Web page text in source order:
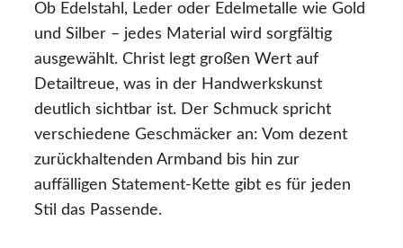
Ob Edelstahl, Leder oder Edelmetalle wie Gold
und Silber – jedes Material wird sorgfältig
ausgewählt. Christ legt großen Wert auf
Detailtreue, was in der Handwerkskunst
deutlich sichtbar ist. Der Schmuck spricht
verschiedene Geschmäcker an: Vom dezent
zurückhaltenden Armband bis hin zur
auffälligen Statement-Kette gibt es für jeden
Stil das Passende.